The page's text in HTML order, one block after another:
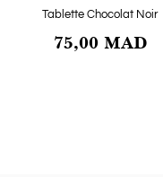
Tablette Chocolat Noir
75,00 MAD